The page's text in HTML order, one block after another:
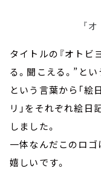
『
タイトルの『オトビ
る。聞こえる。”とい
という言葉から「絵
リ」をそれぞれ絵
しました。
一体なんだこのロ
嬉しいです。